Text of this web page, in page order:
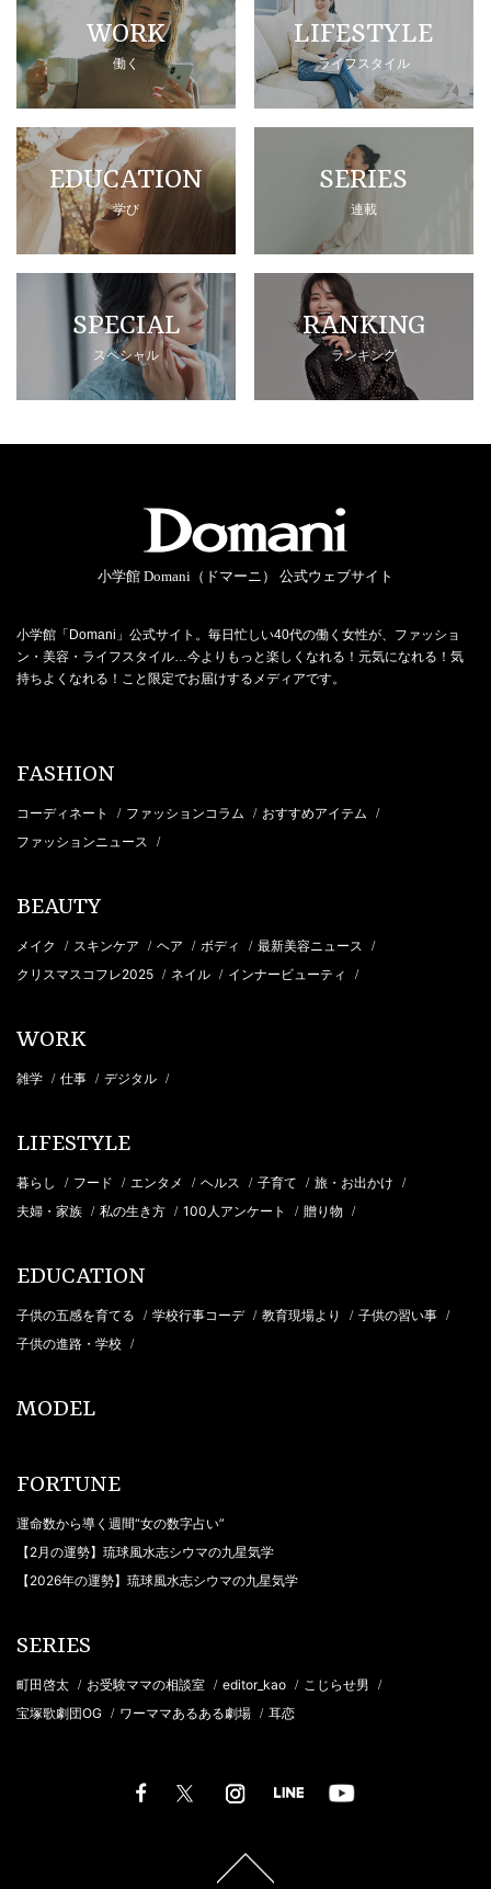
WORK
働く
LIFESTYLE
ライフスタイル
EDUCATION
学び
SERIES
連載
SPECIAL
スペシャル
RANKING
ランキング
小学館 Domani（ドマーニ） 公式ウェブサイト
小学館「Domani」公式サイト。毎日忙しい40代の働く女性が、ファッショ
ン・美容・ライフスタイル…今よりもっと楽しくなれる！元気になれる！気
持ちよくなれる！こと限定でお届けするメディアです。
FASHION
コーディネート / ファッションコラム / おすすめアイテム /
ファッションニュース /
BEAUTY
メイク / スキンケア / ヘア / ボディ / 最新美容ニュース /
クリスマスコフレ2025 / ネイル / インナービューティ /
WORK
雑学 / 仕事 / デジタル /
LIFESTYLE
暮らし / フード / エンタメ / ヘルス / 子育て / 旅・お出かけ /
夫婦・家族 / 私の生き方 / 100人アンケート / 贈り物 /
EDUCATION
子供の五感を育てる / 学校行事コーデ / 教育現場より / 子供の習い事 /
子供の進路・学校 /
MODEL
FORTUNE
運命数から導く週間“女の数字占い”
【2月の運勢】琉球風水志シウマの九星気学
【2026年の運勢】琉球風水志シウマの九星気学
SERIES
町田啓太 / お受験ママの相談室 / editor_kao / こじらせ男 /
宝塚歌劇団OG / ワーママあるある劇場 / 耳恋